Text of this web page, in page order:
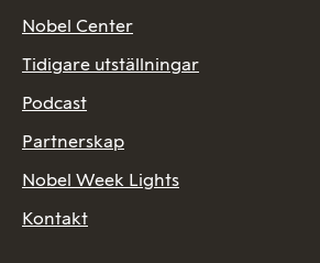
Nobel Center
Tidigare utställningar
Podcast
Partnerskap
Nobel Week Lights
Kontakt